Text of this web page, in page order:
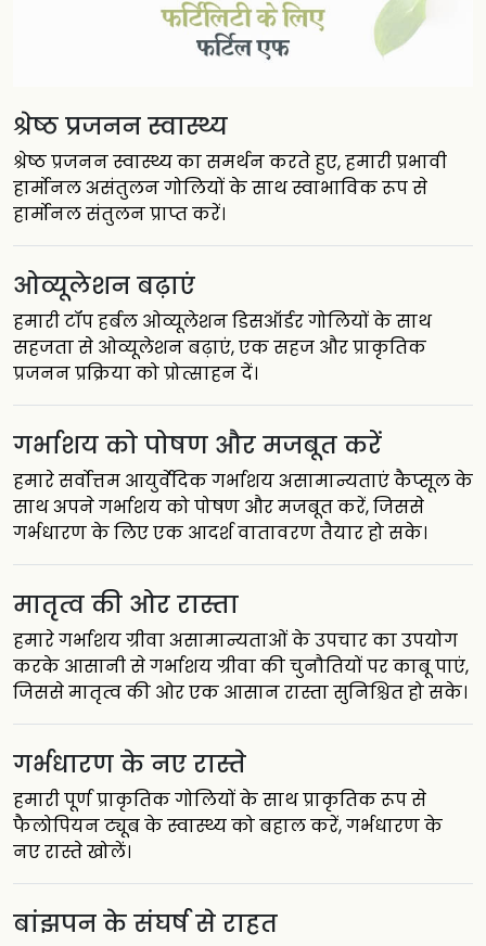
श्रेष्ठ प्रजनन स्वास्थ्य
श्रेष्ठ प्रजनन स्वास्थ्य का समर्थन करते हुए, हमारी प्रभावी
हार्मोनल असंतुलन गोलियों के साथ स्वाभाविक रूप से
हार्मोनल संतुलन प्राप्त करें।
ओव्यूलेशन बढ़ाएं
हमारी टॉप हर्बल ओव्यूलेशन डिसऑर्डर गोलियों के साथ
सहजता से ओव्यूलेशन बढ़ाएं, एक सहज और प्राकृतिक
प्रजनन प्रक्रिया को प्रोत्साहन दें।
गर्भाशय को पोषण और मजबूत करें
हमारे सर्वोत्तम आयुर्वेदिक गर्भाशय असामान्यताएं कैप्सूल के
साथ अपने गर्भाशय को पोषण और मजबूत करें, जिससे
गर्भधारण के लिए एक आदर्श वातावरण तैयार हो सके।
मातृत्व की ओर रास्ता
हमारे गर्भाशय ग्रीवा असामान्यताओं के उपचार का उपयोग
करके आसानी से गर्भाशय ग्रीवा की चुनौतियों पर काबू पाएं,
जिससे मातृत्व की ओर एक आसान रास्ता सुनिश्चित हो सके।
गर्भधारण के नए रास्ते
हमारी पूर्ण प्राकृतिक गोलियों के साथ प्राकृतिक रूप से
फैलोपियन ट्यूब के स्वास्थ्य को बहाल करें, गर्भधारण के
नए रास्ते खोलें।
बांझपन के संघर्ष से राहत